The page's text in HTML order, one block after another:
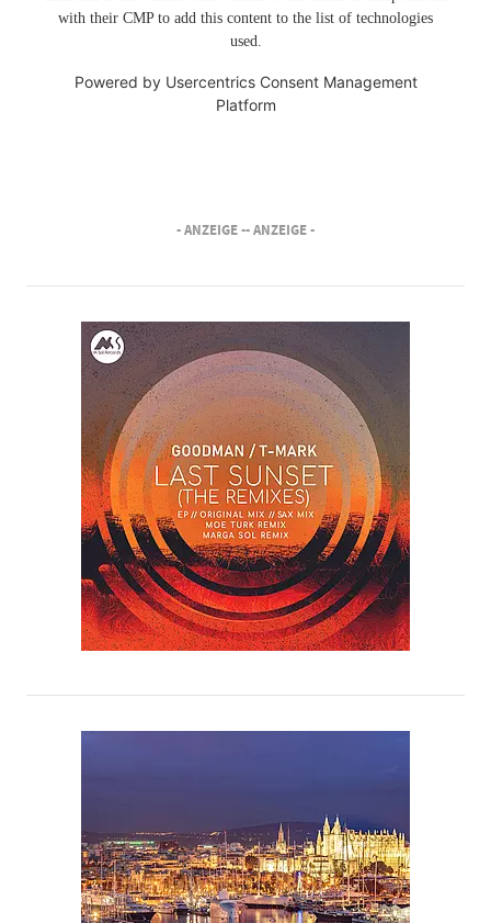
with their CMP to add this content to the list of technologies
used.
Powered by Usercentrics Consent Management
Platform
- ANZEIGE -- ANZEIGE -